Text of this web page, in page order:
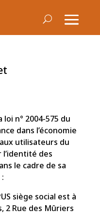
loi n° 2004-575 du
dans l’économie
utilisateurs du
des
le cadre de sa
siège social est à
2 Rue des Mûriers